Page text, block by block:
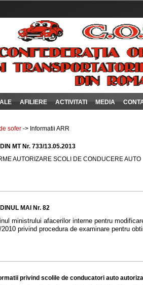
AFILIERE ACTIVITATI MEDIA
sofer -> Informatii ARR
MT Nr. 733/13.05.2013
AUTORIZARE SCOLI DE CONDUCERE AUTO
MAI Nr. 82
ministrului afacerilor interne pentru
2010 privind procedura de examinare pentru
privind scolile de conducatori auto